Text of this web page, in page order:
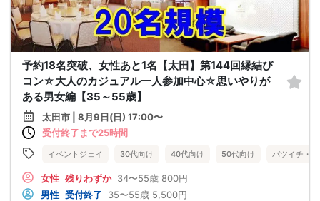
予約18名突破、女性あと1名【太田】第144回縁結び
コン☆大人のカジュアル一人参加中心☆思いやりが
ある男女編【35～55歳】
太田市 | 8月9日(日) 17:00〜
受付終了まで25時間
イベントジェイ 30代向け 40代向け 50代向け バツイチ・
女性 残りわずか 34〜55歳 800円
男性 受付終了 35〜55歳 5,500円